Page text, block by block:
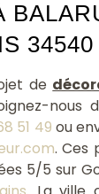
34540
de
nous
51 49 ou
. Ces
5/5 sur